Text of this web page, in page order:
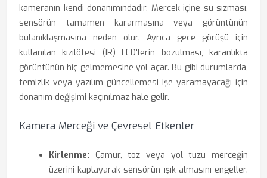
kameranın kendi donanımındadır. Mercek içine su sızması,
sensörün tamamen kararmasına veya görüntünün
bulanıklaşmasına neden olur. Ayrıca gece görüşü için
kullanılan kızılötesi (IR) LED'lerin bozulması, karanlıkta
görüntünün hiç gelmemesine yol açar. Bu gibi durumlarda,
temizlik veya yazılım güncellemesi işe yaramayacağı için
donanım değişimi kaçınılmaz hale gelir.
Kamera Merceği ve Çevresel Etkenler
Kirlenme: Çamur, toz veya yol tuzu merceğin
üzerini kaplayarak sensörün ışık almasını engeller.